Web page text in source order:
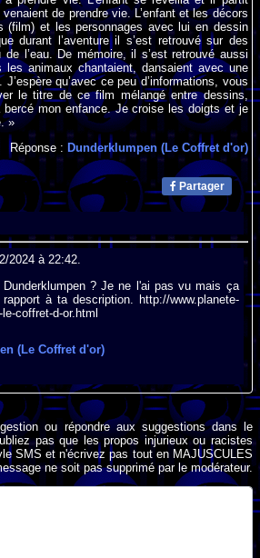
de prendre vie. L’enfant et les décors
(film) et les personnages avec lui en dessin
durant l’aventure il s’est retrouvé sur des
l’eau. De mémoire, il s’est retrouvé aussi
les animaux chantaient, dansaient avec une
qu’avec ce peu d’informations, vous
le titre de ce film mélangé entre dessins,
mon enfance. Je croise les doigts et je
»
Réponse : Dunderklumpen (Le Coffret d'or)
Partager
2024 à 22:42.
? Je ne l'ai pas vu mais ça
à ta description. http://www.planete-
coffret-d-or.html
(Le Coffret d'or)
ou répondre aux suggestions dans le
pas que les propos injurieux ou racistes
SMS et n'écrivez pas tout en MAJUSCULES
ne soit pas supprimé par le modérateur.